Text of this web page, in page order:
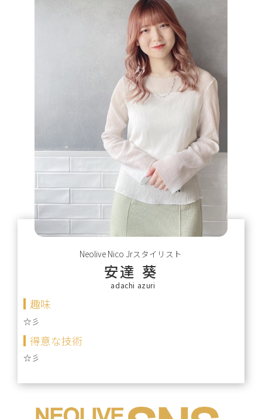
Neolive Nico Jrスタイリスト
安達 葵
adachi azuri
趣味
☆彡
得意な技術
☆彡